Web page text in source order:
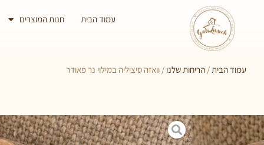
עמוד הבית חנות המוצרים
עמוד הבית/ הריחות שלנו / וואזה סיציליה במילוי נר פאודר
וואזה סיציליה במילוי נר פאודר